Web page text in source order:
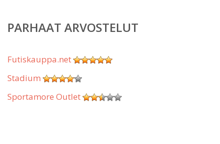
PARHAAT ARVOSTELUT
Futiskauppa.net
Stadium
Sportamore Outlet